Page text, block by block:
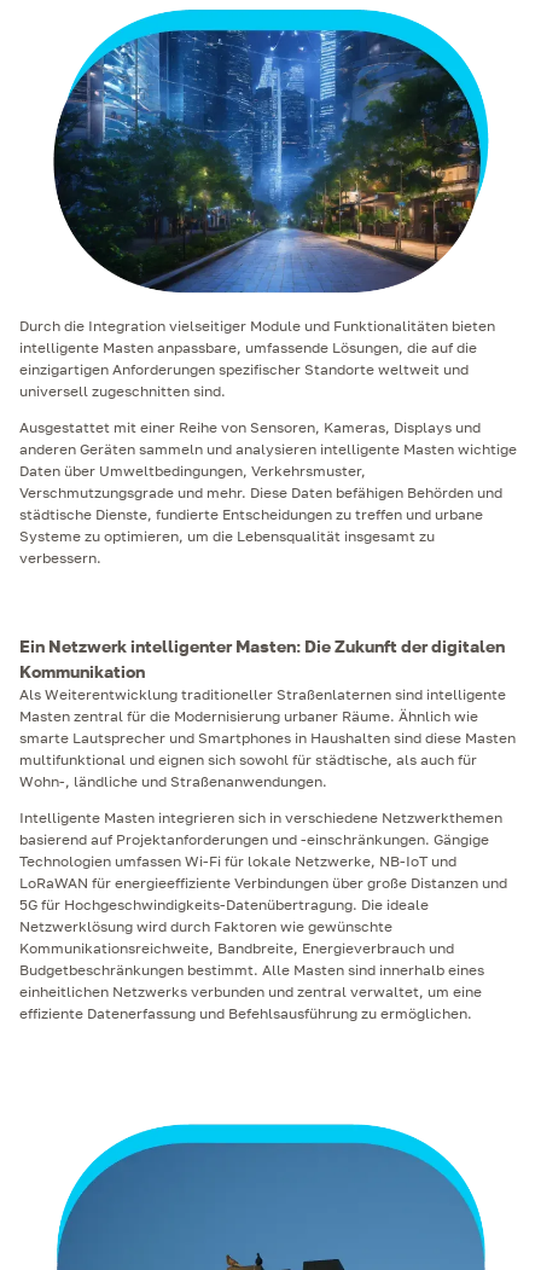
Durch die Integration vielseitiger Module und Funktionalitäten bieten
intelligente Masten anpassbare, umfassende Lösungen, die auf die
einzigartigen Anforderungen spezifischer Standorte weltweit und
universell zugeschnitten sind.
Ausgestattet mit einer Reihe von Sensoren, Kameras, Displays und
anderen Geräten sammeln und analysieren intelligente Masten wichtige
Daten über Umweltbedingungen, Verkehrsmuster,
Verschmutzungsgrade und mehr. Diese Daten befähigen Behörden und
städtische Dienste, fundierte Entscheidungen zu treffen und urbane
Systeme zu optimieren, um die Lebensqualität insgesamt zu
verbessern.
Ein Netzwerk intelligenter Masten: Die Zukunft der digitalen
Kommunikation
Als Weiterentwicklung traditioneller Straßenlaternen sind intelligente
Masten zentral für die Modernisierung urbaner Räume. Ähnlich wie
smarte Lautsprecher und Smartphones in Haushalten sind diese Masten
multifunktional und eignen sich sowohl für städtische, als auch für
Wohn-, ländliche und Straßenanwendungen.
Intelligente Masten integrieren sich in verschiedene Netzwerkthemen
basierend auf Projektanforderungen und -einschränkungen. Gängige
Technologien umfassen Wi-Fi für lokale Netzwerke, NB-IoT und
LoRaWAN für energieeffiziente Verbindungen über große Distanzen und
5G für Hochgeschwindigkeits-Datenübertragung. Die ideale
Netzwerklösung wird durch Faktoren wie gewünschte
Kommunikationsreichweite, Bandbreite, Energieverbrauch und
Budgetbeschränkungen bestimmt. Alle Masten sind innerhalb eines
einheitlichen Netzwerks verbunden und zentral verwaltet, um eine
effiziente Datenerfassung und Befehlsausführung zu ermöglichen.